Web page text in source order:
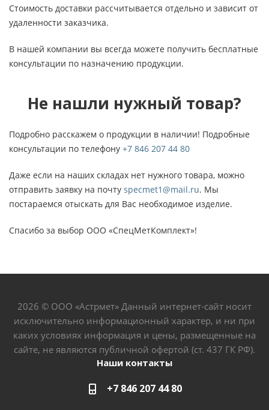
Стоимость доставки рассчитывается отдельно и зависит от
удаленности заказчика.
В нашей компании вы всегда можете получить бесплатные
консультации по назначению продукции.
Не нашли нужный товар?
Подробно расскажем о продукции в наличии! Подробные
консультации по телефону +7 846 207 44 80
Даже если на наших складах нет нужного товара, можно
отправить заявку на почту specmet1@mail.ru. Мы
постараемся отыскать для Вас необходимое изделие.
Спасибо за выбор ООО «СпецМетКомплект»!
2026 © ООО «Астрмет» Данный интернет-сайт носит
исключительно информационный характер, и ни при
каких условиях информация и цены, размещенные на
сайте, не являются публичной офертой (ст. 437 ГК РФ).
Наши контакты
+7 846 207 44 80